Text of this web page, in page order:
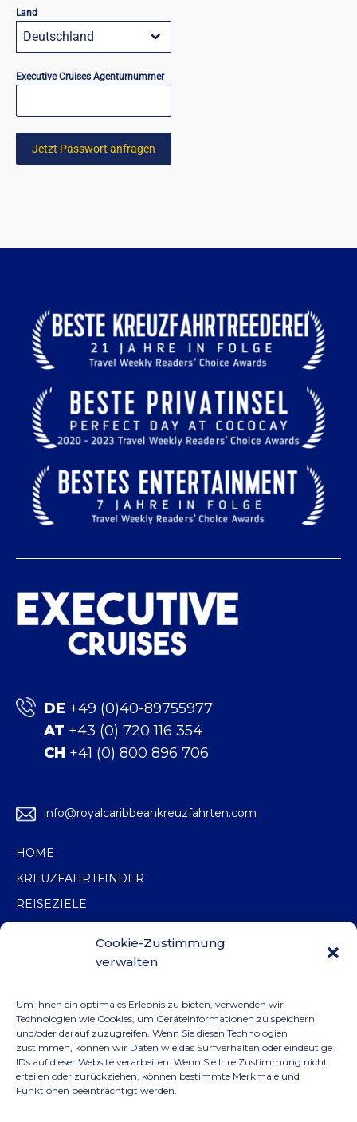
Cookie-Zustimmung
verwalten
Um Ihnen ein optimales Erlebnis zu bieten, verwenden wir
Technologien wie Cookies, um Geräteinformationen zu speichern
und/oder darauf zuzugreifen. Wenn Sie diesen Technologien
zustimmen, können wir Daten wie das Surfverhalten oder eindeutige
IDs auf dieser Website verarbeiten. Wenn Sie Ihre Zustimmung nicht
erteilen oder zurückziehen, können bestimmte Merkmale und
Funktionen beeinträchtigt werden.
Land
Deutschland
Executive Cruises Agenturnummer
Jetzt Passwort anfragen
DE +49 (0)40-89755977
AT +43 (0) 720 116 354
CH +41 (0) 800 896 706
info@royalcaribbeankreuzfahrten.com
HOME
KREUZFAHRTFINDER
REISEZIELE
KONTAKT
VERTRIEBSPARTNER*IN WERDEN
MARKETING-BEREICH
NEWSLETTER